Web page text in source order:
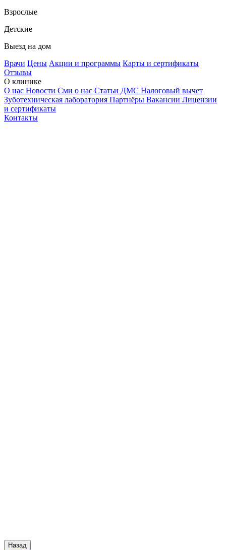
Взрослые
Детские
Выезд на дом
Врачи Цены Акции и программы Карты и сертификаты
Отзывы
О клинике
О нас Новости Сми о нас Статьи ДМС Налоговый вычет
Зуботехническая лаборатория Партнёры Вакансии Лицензии
и сертификаты
Контакты
Назад